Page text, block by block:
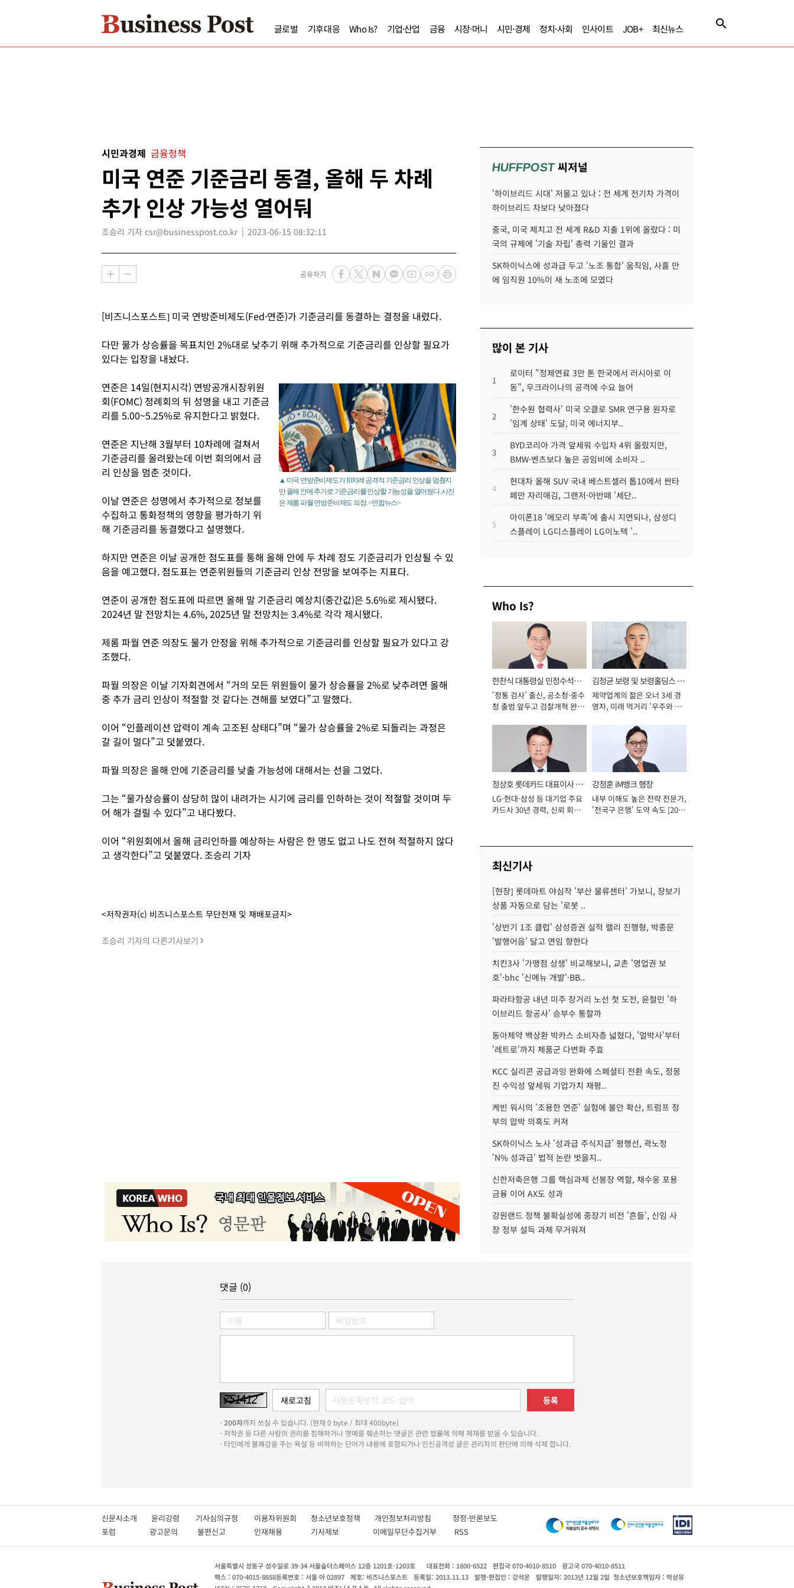
글로벌 기후대응 Who Is? 기업·산업 금융 시장·머니 시민·경제 정치·사회 인사이트 JOB+ 최신뉴스
시민과경제 금융정책
미국 연준 기준금리 동결, 올해 두 차례
추가 인상 가능성 열어둬
조승리 기자 csr@businesspost.co.kr 2023-06-15 08:32:11
공유하기
[비즈니스포스트] 미국 연방준비제도(Fed·연준)가 기준금리를 동결하는 결정을 내렸다.
다만 물가 상승률을 목표치인 2%대로 낮추기 위해 추가적으로 기준금리를 인상할 필요가
있다는 입장을 내놨다.
▲ 미국 연방준비제도가 10차례 공격적 기준금리 인상을 멈췄지
만 올해 안에 추가로 기준금리를 인상할 가능성을 열어뒀다. 사진
은 제롬 파월 연방준비제도 의장. <연합뉴스>
연준은 14일(현지시각) 연방공개시장위원
회(FOMC) 정례회의 뒤 성명을 내고 기준금
리를 5.00~5.25%로 유지한다고 밝혔다.
연준은 지난해 3월부터 10차례에 걸쳐서
기준금리를 올려왔는데 이번 회의에서 금
리 인상을 멈춘 것이다.
이날 연준은 성명에서 추가적으로 정보를
수집하고 통화정책의 영향을 평가하기 위
해 기준금리를 동결했다고 설명했다.
하지만 연준은 이날 공개한 점도표를 통해 올해 안에 두 차례 정도 기준금리가 인상될 수 있
음을 예고했다. 점도표는 연준위원들의 기준금리 인상 전망을 보여주는 지표다.
연준이 공개한 점도표에 따르면 올해 말 기준금리 예상치(중간값)은 5.6%로 제시됐다.
2024년 말 전망치는 4.6%, 2025년 말 전망치는 3.4%로 각각 제시됐다.
제롬 파월 연준 의장도 물가 안정을 위해 추가적으로 기준금리를 인상할 필요가 있다고 강
조했다.
파월 의장은 이날 기자회견에서 “거의 모든 위원들이 물가 상승률을 2%로 낮추려면 올해
중 추가 금리 인상이 적절할 것 같다는 견해를 보였다”고 말했다.
이어 “인플레이션 압력이 계속 고조된 상태다”며 “물가 상승률을 2%로 되돌리는 과정은
갈 길이 멀다”고 덧붙였다.
파월 의장은 올해 안에 기준금리를 낮출 가능성에 대해서는 선을 그었다.
그는 “물가상승률이 상당히 많이 내려가는 시기에 금리를 인하하는 것이 적절할 것이며 두
어 해가 걸릴 수 있다”고 내다봤다.
이어 “위원회에서 올해 금리인하를 예상하는 사람은 한 명도 없고 나도 전혀 적절하지 않다
고 생각한다”고 덧붙였다. 조승리 기자
<저작권자(c) 비즈니스포스트 무단전재 및 재배포금지>
조승리 기자의 다른기사보기
HUFFPOST씨저널
'하이브리드 시대' 저물고 있나 : 전 세계 전기차 가격이
하이브리드 차보다 낮아졌다
중국, 미국 제치고 전 세계 R&D 지출 1위에 올랐다 : 미
국의 규제에 '기술 자립' 총력 기울인 결과
SK하이닉스에 성과급 두고 '노조 통합' 움직임, 사흘 만
에 임직원 10%이 새 노조에 모였다
많이 본 기사
1
로이터 "정제연료 3만 톤 한국에서 러시아로 이
동", 우크라이나의 공격에 수요 늘어
2
'한수원 협력사' 미국 오클로 SMR 연구용 원자로
'임계 상태' 도달, 미국 에너지부..
3
BYD코리아 가격 앞세워 수입차 4위 올랐지만,
BMW·벤츠보다 높은 공임비에 소비자 ..
4
현대차 올해 SUV 국내 베스트셀러 톱10에서 싼타
페만 자리매김, 그랜저·아반떼 '세단..
5
아이폰18 '메모리 부족'에 출시 지연되나, 삼성디
스플레이 LG디스플레이 LG이노텍 '..
Who Is?
한찬식 대통령실 민정수석비
서관
'정통 검사' 출신, 공소청·중수
청 출범 앞두고 검찰개혁 완수
김정균 보령 및 보령홀딩스 대
표이사 사장
제약업계의 젊은 오너 3세 경
영자, 미래 먹거리 '우주와 헬
정상호 롯데카드 대표이사 사
장
LG·현대·삼성 등 대기업 주요
카드사 30년 경력, 신뢰 회복
강정훈 iM뱅크 행장
내부 이해도 높은 전략 전문가,
'전국구 은행' 도약 속도 [2026
최신기사
[현장] 롯데마트 야심작 '부산 물류센터' 가보니, 장보기
상품 자동으로 담는 '로봇 ..
'상반기 1조 클럽' 삼성증권 실적 랠리 진행형, 박종문
'발행어음' 달고 연임 향한다
치킨3사 '가맹점 상생' 비교해보니, 교촌 '영업권 보
호'·bhc '신메뉴 개발'·BB..
파라타항공 내년 미주 장거리 노선 첫 도전, 윤철민 '하
이브리드 항공사' 승부수 통할까
동아제약 백상환 박카스 소비자층 넓혔다, '얼박사'부터
'레트로'까지 제품군 다변화 주효
KCC 실리콘 공급과잉 완화에 스페셜티 전환 속도, 정몽
진 수익성 앞세워 기업가치 재평..
케빈 워시의 '조용한 연준' 실험에 불안 확산, 트럼프 정
부의 압박 의혹도 커져
SK하이닉스 노사 '성과급 주식지급' 평행선, 곽노정
'N% 성과급' 법적 논란 벗을지..
신한저축은행 그룹 핵심과제 선봉장 역할, 채수웅 포용
금융 이어 AX도 성과
강원랜드 정책 불확실성에 중장기 비전 '흔들', 신임 사
장 정부 설득 과제 무거워져
댓글 (0)
등록
-200자까지 쓰실 수 있습니다. (현재 0 byte / 최대 400byte)
- 저작권 등 다른 사람의 권리를 침해하거나 명예를 훼손하는 댓글은 관련 법률에 의해 제재를 받을 수 있습니다.
- 타인에게 불쾌감을 주는 욕설 등 비하하는 단어가 내용에 포함되거나 인신공격성 글은 관리자의 판단에 의해 삭제 합니다.
신문사소개 윤리강령 기사심의규정 이용자위원회 청소년보호정책 개인정보처리방침 정정·반론보도
포럼
광고문의 불편신고 인재채용 기사제보 이메일무단수집거부 RSS
서울특별시 성동구 성수일로 39-34 서울숲더스페이스 12층 1201호-1203호 대표전화 : 1800-6522 편집국 070-4010-8510
광고국 070-4010-8511
팩스 : 070-4015-8658등록번호 : 서울 아 02897 제호: 비즈니스포스트 등록일: 2013.11.13 발행·편집인 : 강석운 발행일자: 2013년 12월 2일 청소년보호책임자 : 박상유